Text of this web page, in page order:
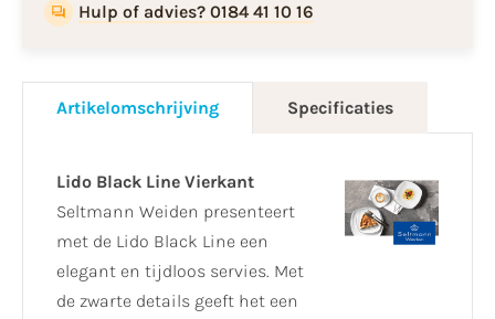
Hulp of advies? 0184 41 10 16
Artikelomschrijving Specificaties
Lido Black Line Vierkant
Seltmann Weiden presenteert
met de Lido Black Line een
elegant en tijdloos servies. Met
de zwarte details geeft het een